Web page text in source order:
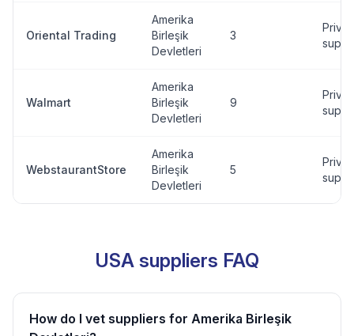
Oriental Trading
Amerika
Birleşik
Devletleri
3
Walmart
Amerika
Birleşik
Devletleri
9
WebstaurantStore
Amerika
Birleşik
Devletleri
5
USA suppliers FAQ
How do I vet suppliers for Amerika Birleşik